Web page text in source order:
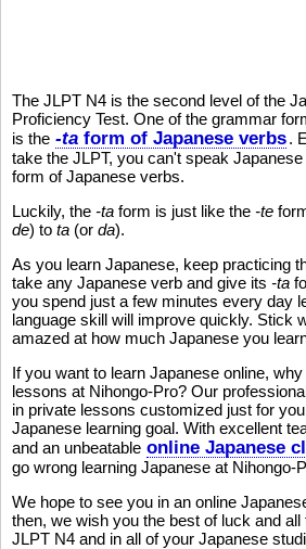
The JLPT N4 is the second level of the
Proficiency Test. One of the grammar
is the -ta form of Japanese verbs.
take the JLPT, you can't speak
form of Japanese verbs.
Luckily, the -ta form is just like the -te
de) to ta (or da).
As you learn Japanese, keep practicing
take any Japanese verb and give its -ta
you spend just a few minutes every day
language skill will improve quickly. Stick
amazed at how much Japanese you
If you want to learn Japanese online,
lessons at Nihongo-Pro? Our
in private lessons customized just for
Japanese learning goal. With excellent
and an unbeatable online Japanese
go wrong learning Japanese at Nihongo-
We hope to see you in an online
then, we wish you the best of luck and
JLPT N4 and in all of your Japanese